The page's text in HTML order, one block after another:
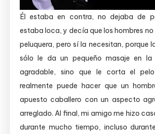
Él estaba en contra, no dejaba de
estaba loca, y decía que los hombres
peluquera, pero sí la necesitan, porque
sólo le da un pequeño masaje en
agradable, sino que le corta el
realmente puede hacer que un
apuesto caballero con un aspecto
arreglado. Al final, mi amigo me hizo
durante mucho tiempo, incluso